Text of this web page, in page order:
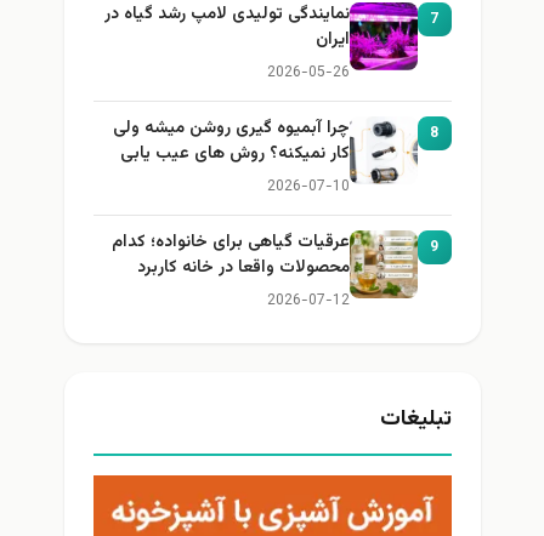
7
نمایندگی تولیدی لامپ رشد گیاه در
ایران
2026-05-26
8
چرا آبمیوه گیری روشن میشه ولی
کار نمیکنه؟ روش های عیب یابی
2026-07-10
9
عرقیات گیاهی برای خانواده؛ کدام
محصولات واقعا در خانه کاربرد
دارند؟
2026-07-12
تبلیغات